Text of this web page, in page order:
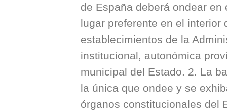
de España deberá ondear en
lugar preferente en el interior
establecimientos de la
institucional, autonómica
municipal del Estado. 2. La
la única que ondee y se
órganos constitucionales del